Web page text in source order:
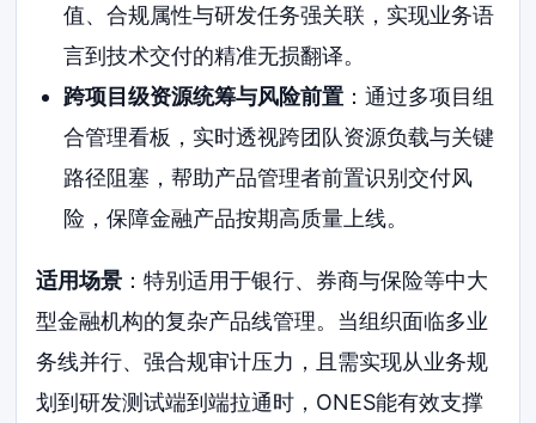
值、合规属性与研发任务强关联，实现业务语
言到技术交付的精准无损翻译。
跨项目级资源统筹与风险前置：通过多项目组
合管理看板，实时透视跨团队资源负载与关键
路径阻塞，帮助产品管理者前置识别交付风
险，保障金融产品按期高质量上线。
适用场景 ：特别适用于银行、券商与保险等中大
型金融机构的复杂产品线管理。当组织面临多业
务线并行、强合规审计压力，且需实现从业务规
划到研发测试端到端拉通时，ONES能有效支撑